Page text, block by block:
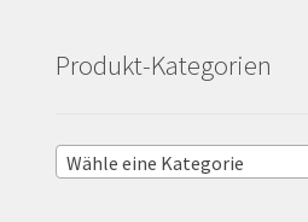
Produkt-Kategorien
Wähle eine Kategorie